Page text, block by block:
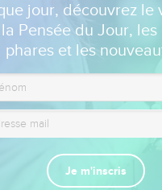
jour, découvrez le
Pensée du Jour, les
phares et les
Je m'inscris